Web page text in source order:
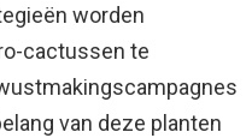
worden
cactussen te
van deze planten